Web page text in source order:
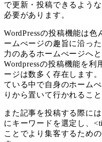
で更新・投稿できるよう
必要があります。
WordPressの投稿機能は
ームぺージの趣旨に沿っ
力のあるホームぺージへ
Wordpressの投稿機能を
ージは数多く存在します
ている中で自身のホーム
りから置いて行かれること
また記事を投稿する際に
にキーワードを選定し、
ことでより集客するため